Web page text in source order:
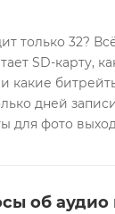
только 32?
SD-карту,
какие
дней
для фото
об